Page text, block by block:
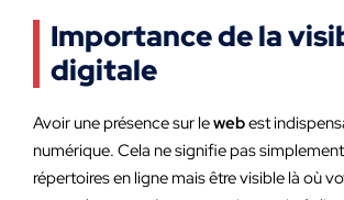
Importance de la
digitale
Avoir une présence sur lewebest
numérique. Cela ne signifie pas
répertoires en ligne mais être visible là où